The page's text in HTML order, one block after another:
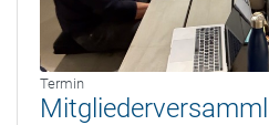
Termin